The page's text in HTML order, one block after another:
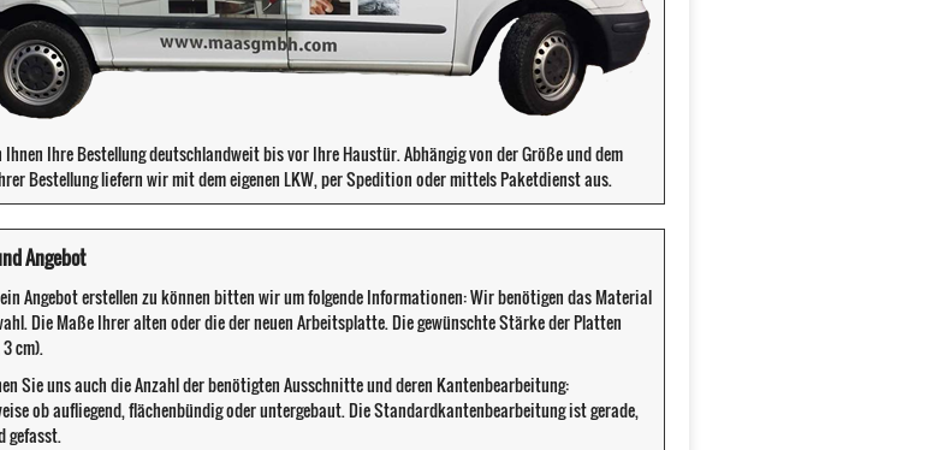
Ihre Bestellung deutschlandweit bis vor Ihre Haustür. Abhängig von der Größe und dem
Bestellung liefern wir mit dem eigenen LKW, per Spedition oder mittels Paketdienst aus.
Angebot
Angebot erstellen zu können bitten wir um folgende Informationen: Wir benötigen das Material
Die Maße Ihrer alten oder die der neuen Arbeitsplatte. Die gewünschte Stärke der Platten
cm).
Sie uns auch die Anzahl der benötigten Ausschnitte und deren Kantenbearbeitung:
ob aufliegend, flächenbündig oder untergebaut. Die Standardkantenbearbeitung ist gerade,
gefasst.